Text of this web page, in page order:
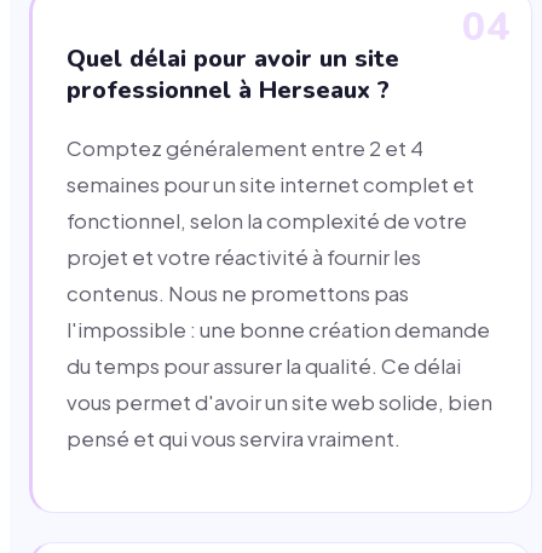
04
Quel délai pour avoir un site
professionnel à Herseaux ?
Comptez généralement entre 2 et 4
semaines pour un site internet complet et
fonctionnel, selon la complexité de votre
projet et votre réactivité à fournir les
contenus. Nous ne promettons pas
l'impossible : une bonne création demande
du temps pour assurer la qualité. Ce délai
vous permet d'avoir un site web solide, bien
pensé et qui vous servira vraiment.